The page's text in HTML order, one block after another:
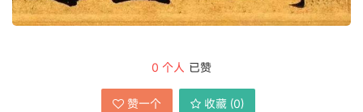
0 个人 已赞
赞一个 收藏 (0)